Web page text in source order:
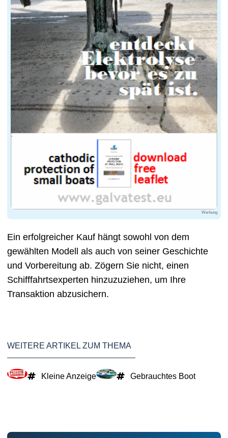
Werbung
Ein erfolgreicher Kauf hängt sowohl von dem
gewählten Modell als auch von seiner Geschichte
und Vorbereitung ab. Zögern Sie nicht, einen
Schifffahrtsexperten hinzuzuziehen, um Ihre
Transaktion abzusichern.
WEITERE ARTIKEL ZUM THEMA
Kleine Anzeige Gebrauchtes Boot